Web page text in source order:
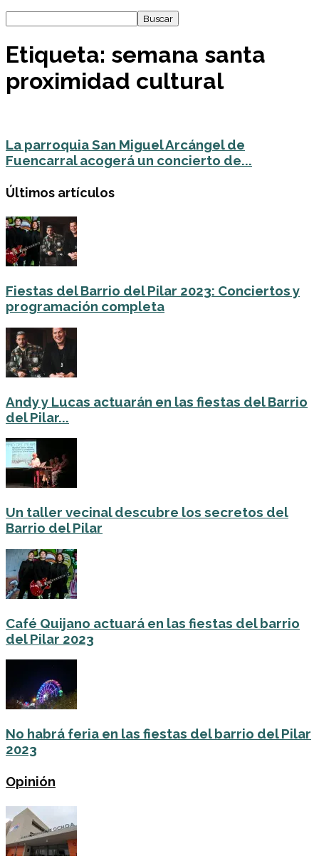
Etiqueta: semana santa
proximidad cultural
La parroquia San Miguel Arcángel de
Fuencarral acogerá un concierto de...
Últimos artículos
Fiestas del Barrio del Pilar 2023: Conciertos y
programación completa
Andy y Lucas actuarán en las fiestas del Barrio
del Pilar...
Un taller vecinal descubre los secretos del
Barrio del Pilar
Café Quijano actuará en las fiestas del barrio
del Pilar 2023
No habrá feria en las fiestas del barrio del Pilar
2023
Opinión